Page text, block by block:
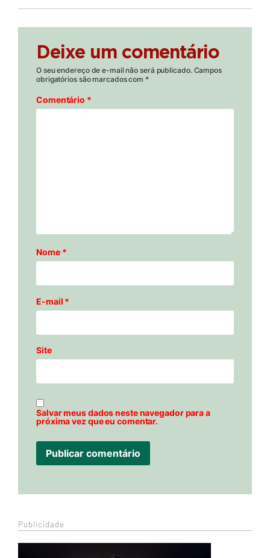
Deixe um comentário
O seu endereço de e-mail não será publicado. Campos
obrigatórios são marcados com *
Comentário *
Nome *
E-mail *
Site
Salvar meus dados neste navegador para a
próxima vez que eu comentar.
Publicidade